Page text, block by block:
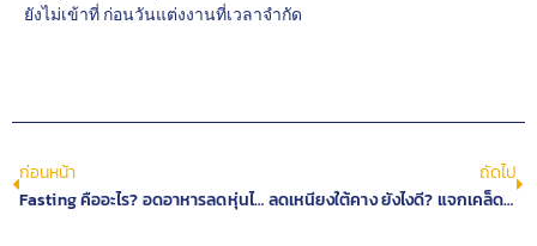
ยังไม่เข้าที่ ก่อนวันแต่งงานที่เวลาจำกัด
ก่อนหน้า
Fasting คืออะไร? อดอาหารลดหุ่นได้จริงไหม Fasting มีกี่แบบ?
ถัดไป
ลดเหนียงใต้คาง ยังไงดี? แจกเคล็ดไม่ลับพิชิตไขมันเหนียง